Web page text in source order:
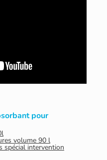
pour
volume 90 l
spécial intervention